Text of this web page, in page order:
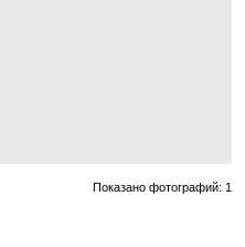
Показано фотографий: 1